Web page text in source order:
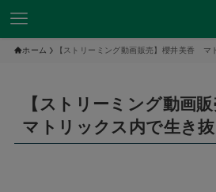
ホーム 【ストリーミング動画販売】櫻井美香 マ
【ストリーミング動画
マトリックス内で生き